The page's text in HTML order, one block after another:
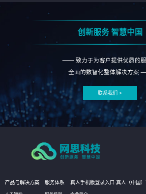
创新服务 智慧中国
—— 致力于为客户提供优质的
全面的数智化整体解决方案
联系我们 >
产品与解决方案 服务体系 真人手机版登录入口-真人（中国